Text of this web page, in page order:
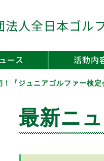
法人全日本ゴル
ース 活動内
！『ジュニアゴルファー検定
最新ニ